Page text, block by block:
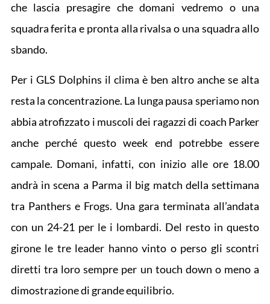
che lascia presagire che domani vedremo o una
squadra ferita e pronta alla rivalsa o una squadra allo
sbando.
Per i GLS Dolphins il clima è ben altro anche se alta
resta la concentrazione. La lunga pausa speriamo non
abbia atrofizzato i muscoli dei ragazzi di coach Parker
anche perché questo week end potrebbe essere
campale. Domani, infatti, con inizio alle ore 18.00
andrà in scena a Parma il big match della settimana
tra Panthers e Frogs. Una gara terminata all’andata
con un 24-21 per le i lombardi. Del resto in questo
girone le tre leader hanno vinto o perso gli scontri
diretti tra loro sempre per un touch down o meno a
dimostrazione di grande equilibrio.